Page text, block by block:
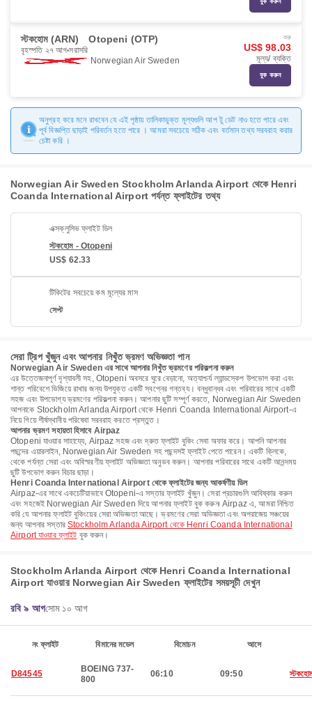
স্টকহোম (ARN) Otopeni (OTP)
বৃহস্পতি ২৭ আগ সরাসরি
Norwegian Air Sweden
শুরু
US$ 98.03
মূল্য/ ব্যক্তি
বুক করুন
অনুগ্রহ করে মনে রাখবেন যে এই পৃষ্ঠায় তালিকাভুক্ত মূল্যগুলি আপ টু ডেট নাও হতে পারে এবং
পূর্ব বিজ্ঞপ্তি ছাড়াই পরিবর্তন হতে পারে । আমরা সবচেয়ে সঠিক এবং বর্তমান তথ্য সরবরাহ করার
চেষ্টা করি ।
Norwegian Air Sweden Stockholm Arlanda Airport থেকে Henri
Coanda International Airport পর্যন্ত ফ্লাইটের তথ্য
এক্সক্লুসিভ ফ্লাইট ডিল
স্টকহোম - Otopeni
US$ 62.33
টিকিটের সবচেয়ে কম মূল্যের মাস
সেপ্ট
সেরা ট্রিপ খুঁজুন এবং আপনার নিখুঁত ভ্রমণ অভিজ্ঞতা পান
Norwegian Air Sweden এর সাথে আপনার নিখুঁত ভ্রমণের পরিকল্পনা করুন
এর উত্তেজনাপূর্ণ দৃশ্যাবলী সহ, Otopeni অবসরে ঘুরে বেড়ানো, অত্যাশ্চর্য ল্যান্ডস্কেপ উপভোগ করা এবং
শান্ত পরিবেশে ভিজিয়ে রাখার জন্য উপযুক্ত একটি স্বপ্নের গন্তব্য। বন্ধুবান্ধব এবং পরিবারের সাথে একটি
সহজ এবং উপভোগ্য ভ্রমণের পরিকল্পনা করুন। আপনার ছুটি সম্পূর্ণ করতে, Norwegian Air Sweden
আপনাকে Stockholm Arlanda Airport থেকে Henri Coanda International Airport-এ
নিয়ে গিয়ে শীর্ষস্থানীয় পরিষেবা সরবরাহ করতে প্রস্তুত।
আপনার ভ্রমণ সহায়তা হিসাবে Airpaz
Otopeni যাওয়ার সাহায্যে, Airpaz সহজ এবং দ্রুত ফ্লাইট বুকিং সেবা অফার করে। আপনি আপনার
পছন্দের এয়ারলাইন, Norwegian Air Sweden সহ পছন্দসই ফ্লাইট পেতে পারেন। একটি ক্লিকে,
থেকে পর্যন্ত সেরা এবং অবিস্মরণীয় ফ্লাইট অভিজ্ঞতা অনুভব করুন। আপনার পরিবারের সাথে একটি আনন্দময়
ছুটি উপভোগ করুন বিচার ছাড়া।
Henri Coanda International Airport থেকে ফ্লাইটের জন্য আকর্ষণীয় ডিল
Airpaz-এর সাথে একচেটিয়াভাবে Otopeni-এ সস্তার ফ্লাইট খুঁজুন। সেরা প্রচারগুলি আবিষ্কার করুন
এবং সহজেই Norwegian Air Sweden দিয়ে আপনার ফ্লাইট বুক করুন৷ Airpaz এ, আমরা নিশ্চিত
করি যে আপনার ফ্লাইট বুকিংয়ের সেরা অভিজ্ঞতা আছে। ভ্রমণের সেরা অভিজ্ঞতা এবং অপরাজেয় সঞ্চয়ের
জন্য আপনার সস্তার Stockholm Arlanda Airport থেকে Henri Coanda International
Airport যাওয়ার ফ্লাইট বুক করুন।
Stockholm Arlanda Airport থেকে Henri Coanda International
Airport যাওয়ার Norwegian Air Sweden ফ্লাইটের সময়সূচী দেখুন
রবি ৯ আগসোম ১০ আগ
নং ফ্লাইট বিমানের মডেল বিমোচন আসে
D84545
BOEING 737-
800
06:10 09:50